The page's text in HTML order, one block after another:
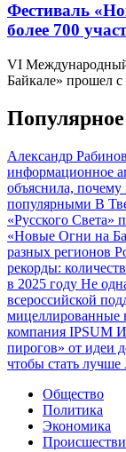
Фестиваль
более 700
VI
Байкале» прошел
Популярное
Александр
информационное
объяснила, почему
популярными В
«Русского Света»
«Новые Огни на
разных регионов
рекорды:
в 2025 году Не
всероссийской
мицеллированные
компания IPSUM
пирогов» от идеи
чтобы стать лучше
Общество
Политика
Экономика